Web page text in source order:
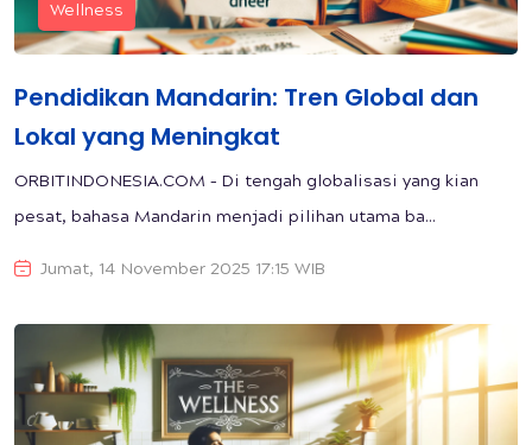
Wellness
Pendidikan Mandarin: Tren Global dan
Lokal yang Meningkat
ORBITINDONESIA.COM – Di tengah globalisasi yang kian
pesat, bahasa Mandarin menjadi pilihan utama ba...
Jumat, 14 November 2025 17:15 WIB